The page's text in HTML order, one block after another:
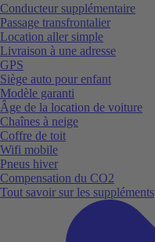
Conducteur supplémentaire
Passage transfrontalier
Location aller simple
Livraison à une adresse
GPS
Siège auto pour enfant
Modèle garanti
Âge de la location de voiture
Chaînes à neige
Coffre de toit
Wifi mobile
Pneus hiver
Compensation du CO2
Tout savoir sur les suppléments